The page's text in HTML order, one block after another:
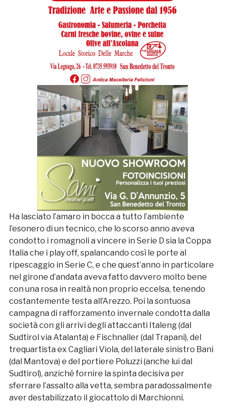
Ha lasciato l’amaro in bocca a tutto l’ambiente
l’esonero di un tecnico, che lo scorso anno aveva
condotto i romagnoli a vincere in Serie D sia la Coppa
Italia che i play off, spalancando così le porte al
ripescaggio in Serie C, e che quest’anno in particolare
nel girone d’andata aveva fatto davvero molto bene
con una rosa in realtà non proprio eccelsa, tenendo
costantemente testa all’Arezzo. Poi la sontuosa
campagna di rafforzamento invernale condotta dalla
società con gli arrivi degli attaccanti Italeng (dal
Sudtirol via Atalanta) e Fischnaller (dal Trapani), del
trequartista ex Cagliari Viola, del laterale sinistro Bani
(dal Mantova) e del portiere Poluzzi (anche lui dal
Sudtirol), anziché fornire la spinta decisiva per
sferrare l’assalto alla vetta, sembra paradossalmente
aver destabilizzato il giocattolo di Marchionni.